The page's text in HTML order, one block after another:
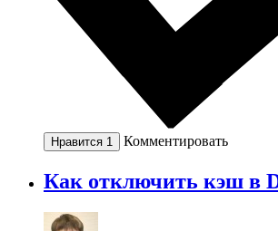
Нравится 1 Комментировать
Как отключить кэш в